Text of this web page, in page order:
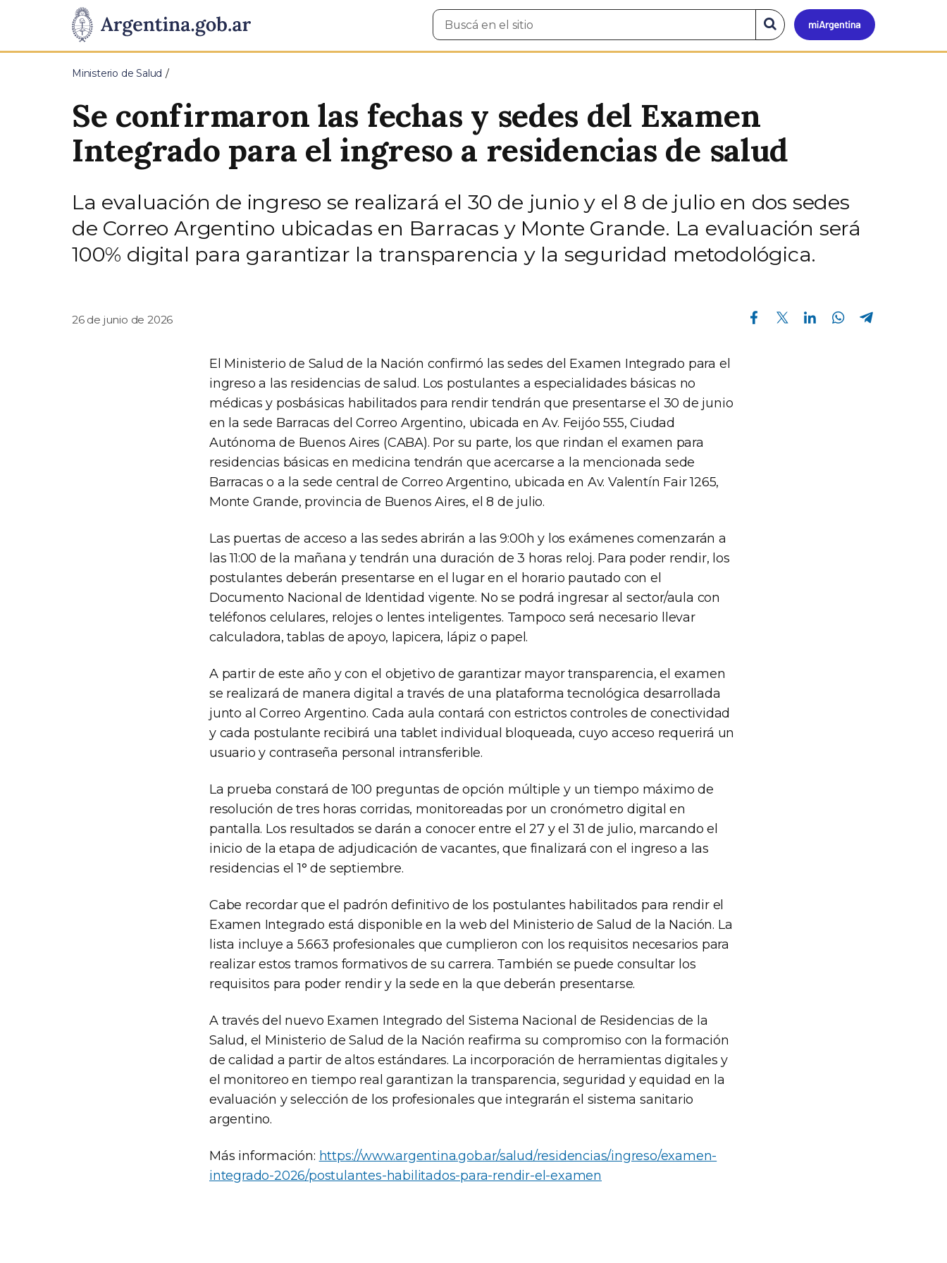
Presidencia
de
Pasar al contenido principal
Mi
Buscar
en
Buscar
en
el
Ministerio de Salud
Se confirmaron las fechas y sedes del Examen
Integrado para el ingreso a residencias de salud
La evaluación de ingreso se realizará el 30 de junio y el 8 de julio en dos sedes
de Correo Argentino ubicadas en Barracas y Monte Grande. La evaluación será
100% digital para garantizar la transparencia y la seguridad metodológica.
26 de junio de 2026
Compartir en Facebook Compartir en Twitter Compartir en Linkedin Compartir en Whatsapp
El Ministerio de Salud de la Nación confirmó las sedes del Examen Integrado para el
ingreso a las residencias de salud. Los postulantes a especialidades básicas no
médicas y posbásicas habilitados para rendir tendrán que presentarse el 30 de junio
en la sede Barracas del Correo Argentino, ubicada en Av. Feijóo 555, Ciudad
Autónoma de Buenos Aires (CABA). Por su parte, los que rindan el examen para
residencias básicas en medicina tendrán que acercarse a la mencionada sede
Barracas o a la sede central de Correo Argentino, ubicada en Av. Valentín Fair 1265,
Monte Grande, provincia de Buenos Aires, el 8 de julio.
Las puertas de acceso a las sedes abrirán a las 9:00h y los exámenes comenzarán a
las 11:00 de la mañana y tendrán una duración de 3 horas reloj. Para poder rendir, los
postulantes deberán presentarse en el lugar en el horario pautado con el
Documento Nacional de Identidad vigente. No se podrá ingresar al sector/aula con
teléfonos celulares, relojes o lentes inteligentes. Tampoco será necesario llevar
calculadora, tablas de apoyo, lapicera, lápiz o papel.
A partir de este año y con el objetivo de garantizar mayor transparencia, el examen
se realizará de manera digital a través de una plataforma tecnológica desarrollada
junto al Correo Argentino. Cada aula contará con estrictos controles de conectividad
y cada postulante recibirá una tablet individual bloqueada, cuyo acceso requerirá un
usuario y contraseña personal intransferible.
La prueba constará de 100 preguntas de opción múltiple y un tiempo máximo de
resolución de tres horas corridas, monitoreadas por un cronómetro digital en
pantalla. Los resultados se darán a conocer entre el 27 y el 31 de julio, marcando el
inicio de la etapa de adjudicación de vacantes, que finalizará con el ingreso a las
residencias el 1° de septiembre.
Cabe recordar que el padrón definitivo de los postulantes habilitados para rendir el
Examen Integrado está disponible en la web del Ministerio de Salud de la Nación. La
lista incluye a 5.663 profesionales que cumplieron con los requisitos necesarios para
realizar estos tramos formativos de su carrera. También se puede consultar los
requisitos para poder rendir y la sede en la que deberán presentarse.
A través del nuevo Examen Integrado del Sistema Nacional de Residencias de la
Salud, el Ministerio de Salud de la Nación reafirma su compromiso con la formación
de calidad a partir de altos estándares. La incorporación de herramientas digitales y
el monitoreo en tiempo real garantizan la transparencia, seguridad y equidad en la
evaluación y selección de los profesionales que integrarán el sistema sanitario
argentino.
Más información: https://www.argentina.gob.ar/salud/residencias/ingreso/examen-
integrado-2026/postulantes-habilitados-para-rendir-el-examen